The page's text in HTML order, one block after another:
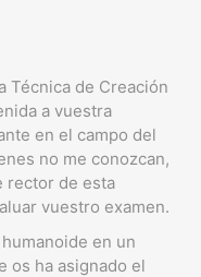
Técnica de Creación
a vuestra
en el campo del
no me conozcan,
rector de esta
vuestro examen.
en un
os ha asignado el